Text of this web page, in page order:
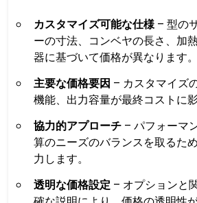
カスタマイズ可能な仕様– 型の
ーの寸法、コンベヤの長さ、加
器に基づいて価格が異なります。
主要な価格要因 – カスタマイズ
機能、出力容量が最終コストに影
協力的アプローチ – パフォーマ
算のニーズのバランスを取るた
力します。
透明な価格設定 – オプションと